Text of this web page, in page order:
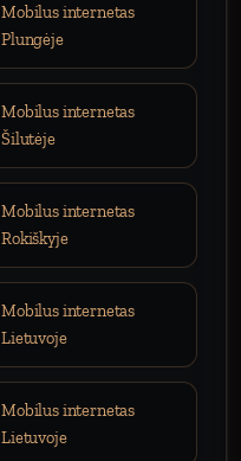
Mobilus internetas
Plungėje
Mobilus internetas
Šilutėje
Mobilus internetas
Rokiškyje
Mobilus internetas
Lietuvoje
Mobilus internetas
Lietuvoje